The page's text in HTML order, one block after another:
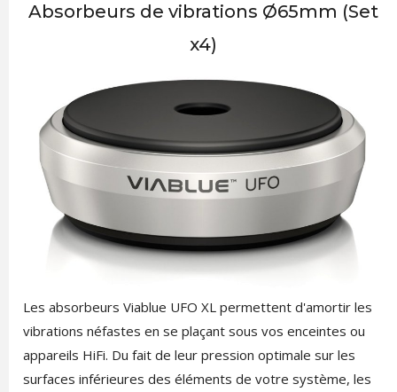
Absorbeurs de vibrations Ø65mm (Set
x4)
Les absorbeurs Viablue UFO XL permettent d'amortir les
vibrations néfastes en se plaçant sous vos enceintes ou
appareils HiFi. Du fait de leur pression optimale sur les
surfaces inférieures des éléments de votre système, les